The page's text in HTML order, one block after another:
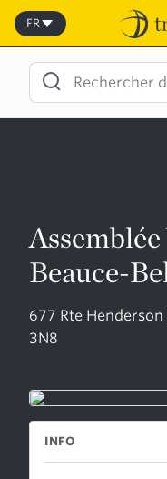
Skip
content
FR
Beauce-
677 Rte Henderson
3N8
INFO